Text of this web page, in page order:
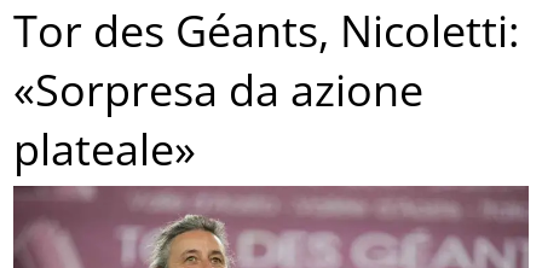
Tor des Géants, Nicoletti:
«Sorpresa da azione
plateale»